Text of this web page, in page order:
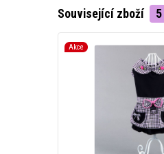
Související zboží 5
Akce